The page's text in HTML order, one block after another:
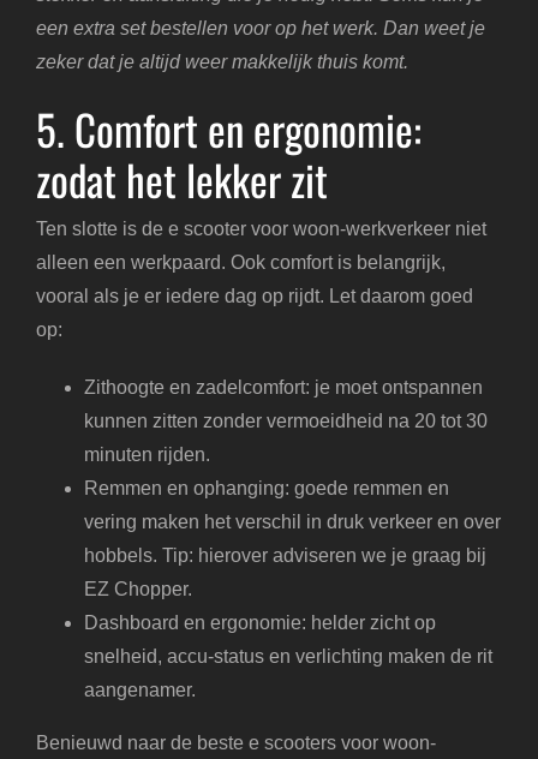
een extra set bestellen voor op het werk. Dan weet je
zeker dat je altijd weer makkelijk thuis komt.
5. Comfort en ergonomie:
zodat het lekker zit
Ten slotte is de e scooter voor woon-werkverkeer niet
alleen een werkpaard. Ook comfort is belangrijk,
vooral als je er iedere dag op rijdt. Let daarom goed
op:
Zithoogte en zadelcomfort: je moet ontspannen
kunnen zitten zonder vermoeidheid na 20 tot 30
minuten rijden.
Remmen en ophanging: goede remmen en
vering maken het verschil in druk verkeer en over
hobbels. Tip: hierover adviseren we je graag bij
EZ Chopper.
Dashboard en ergonomie: helder zicht op
snelheid, accu-status en verlichting maken de rit
aangenamer.
Benieuwd naar de beste e scooters voor woon-